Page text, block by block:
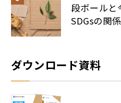
段ボールと
SDGsの関
ダウンロード資料